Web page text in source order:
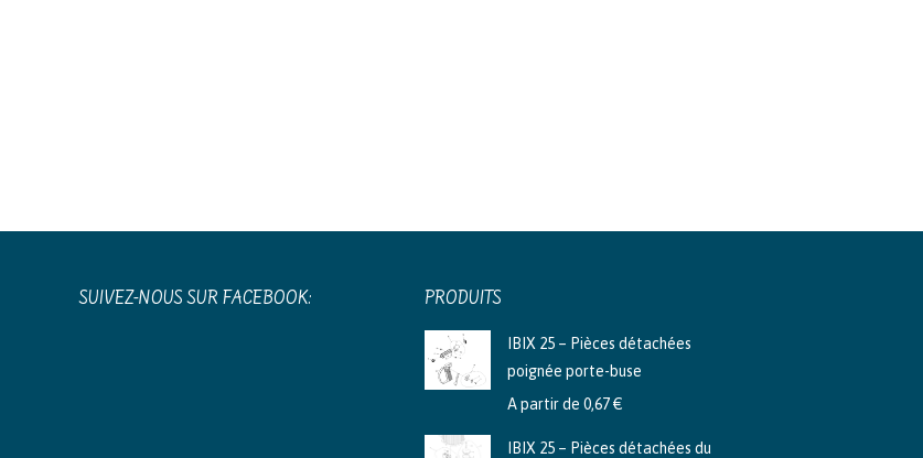
SUIVEZ-NOUS SUR FACEBOOK: PRODUITS
IBIX 25 – Pièces détachées
poignée porte-buse
A partir de 0,67€
IBIX 25 – Pièces détachées du